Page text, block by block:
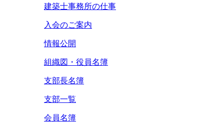
建築士事務所の仕事
入会のご案内
情報公開
組織図・役員名簿
支部長名簿
支部一覧
会員名簿